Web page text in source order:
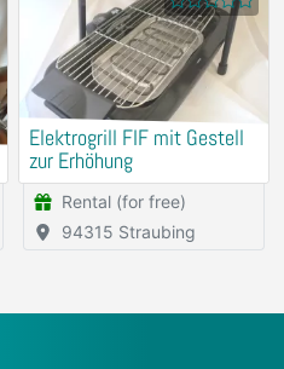
Elektrogrill FIF mit Gestell
zur Erhöhung
Rental (for free)
94315 Straubing